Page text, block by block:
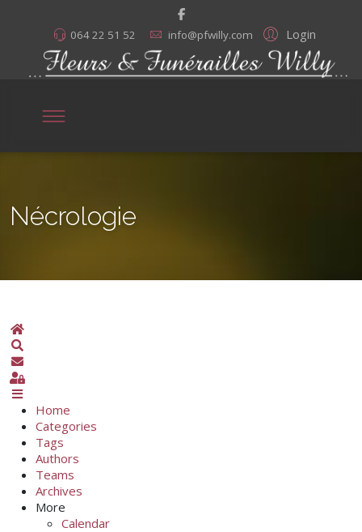
Login
064 22 51 52 info@pfwilly.com
Nécrologie
Home
Sign In
Home
Categories
Tags
Authors
Teams
Archives
More
Calendar